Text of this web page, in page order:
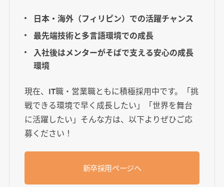
日本・海外（フィリピン）での活躍チャンス
最先端技術と多言語環境での成長
入社後はメンターがそばで支える安心の成長
環境
現在、IT職・営業職ともに積極採用中です。「挑
戦できる環境で早く成長したい」「世界を舞台
に活躍したい」そんな方は、以下よりぜひご応
募ください！
新卒採用ページへ